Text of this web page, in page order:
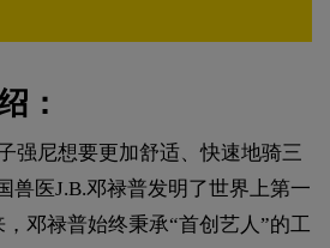
：
强尼想要更加舒适、快速地骑三
兽医J.B.邓禄普发明了世界上第一
邓禄普始终秉承“首创艺人”的工